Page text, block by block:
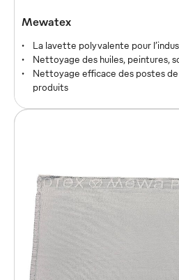
Mewatex Ultra
Lavette qui ne peluche pas
Nettoyage extrêmement doux
Pouvoir absorbant ultra rapide
Mewatex
La lavette polyvalente pour
Nettoyage des huiles, peintures,
Nettoyage efficace des postes
produits